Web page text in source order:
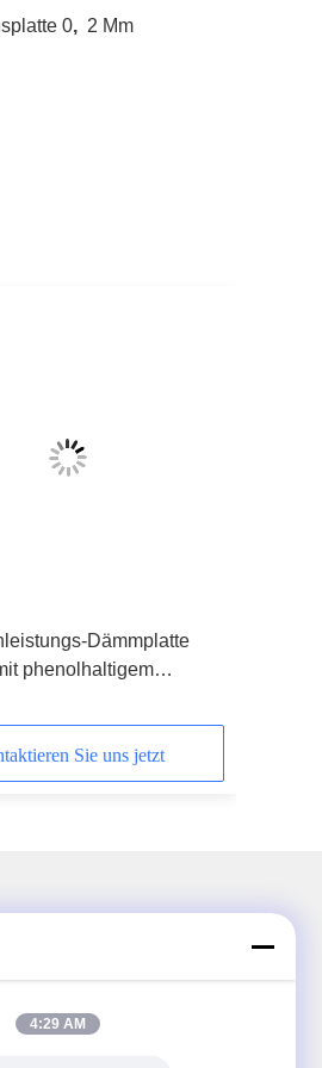
0, 2 Mm
Dämmplatte
phenolhaltigem
Sie uns jetzt
für Rabatte und
4:29 AM